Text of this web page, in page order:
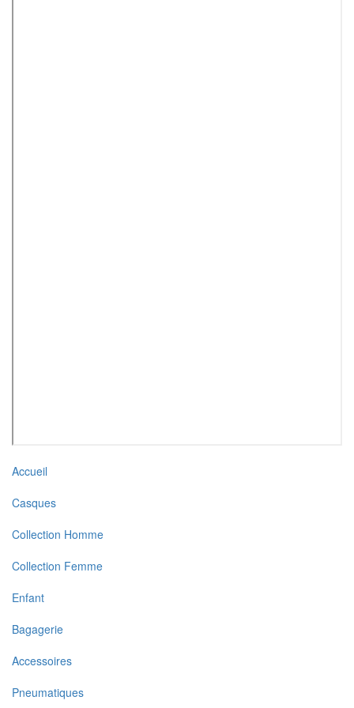
Accueil
Casques
Collection Homme
Collection Femme
Enfant
Bagagerie
Accessoires
Pneumatiques